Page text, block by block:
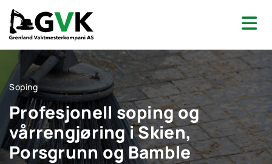
Soping
Profesjonell soping og
vårrengjøring i Skien,
Porsgrunn og Bamble